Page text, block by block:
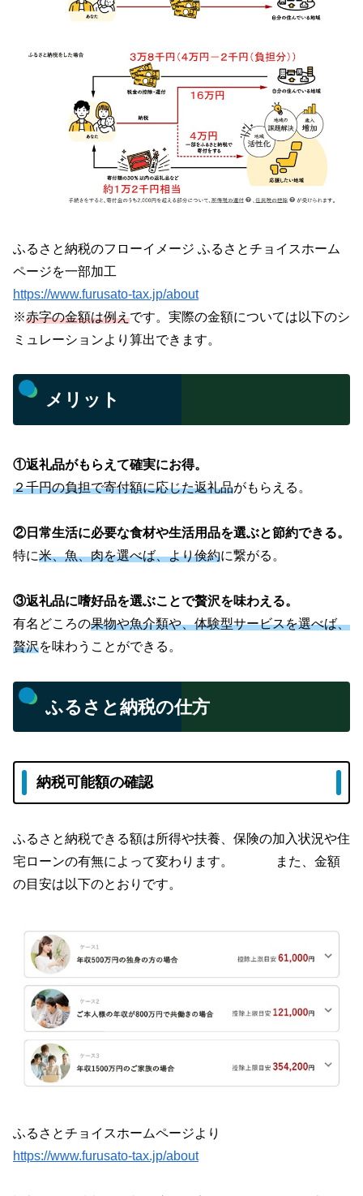
ふるさと納税のフローイメージ ふるさとチョイスホーム
ページを一部加工
https://www.furusato-tax.jp/about
※赤字の金額は例えです。実際の金額については以下のシ
ミュレーションより算出できます。
メリット
①返礼品がもらえて確実にお得。
２千円の負担で寄付額に応じた返礼品がもらえる。
②日常生活に必要な食材や生活用品を選ぶと節約できる。
特に米、魚、肉を選べば、より倹約に繋がる。
③返礼品に嗜好品を選ぶことで贅沢を味わえる。
有名どころの果物や魚介類や、体験型サービスを選べば、
贅沢を味わうことができる。
ふるさと納税の仕方
納税可能額の確認
ふるさと納税できる額は所得や扶養、保険の加入状況や住
宅ローンの有無によって変わります。 また、金額
の目安は以下のとおりです。
ふるさとチョイスホームページより
https://www.furusato-tax.jp/about